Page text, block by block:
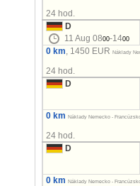
24 hod.
D
11 Aug 0800-1400
0 km, 1450 EURNáklady
24 hod.
D
0 km Náklady Nemecko -
24 hod.
D
0 km Náklady Nemecko -